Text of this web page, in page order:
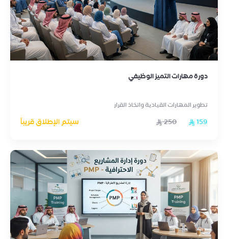
دورة مهارات التميز الوظيفي
تطوير المهارات القيادية واتخاذ القرار
159
250 سيتم الإطلاق قريباً